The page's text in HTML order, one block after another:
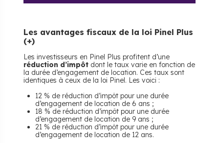
Les avantages fiscaux de la loi Pinel Plus
(+)
Les investisseurs en Pinel Plus profitent d’une
réduction d’impôt dont le taux varie en fonction de
la durée d’engagement de location. Ces taux sont
identiques à ceux de la loi Pinel. Les voici :
12 % de réduction d’impôt pour une durée
d’engagement de location de 6 ans ;
18 % de réduction d’impôt pour une durée
d’engagement de location de 9 ans ;
21 % de réduction d’impôt pour une durée
d’engagement de location de 12 ans.